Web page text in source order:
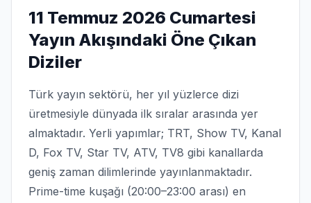
11 Temmuz 2026 Cumartesi
Yayın Akışındaki Öne Çıkan
Diziler
Türk yayın sektörü, her yıl yüzlerce dizi
üretmesiyle dünyada ilk sıralar arasında yer
almaktadır. Yerli yapımlar; TRT, Show TV, Kanal
D, Fox TV, Star TV, ATV, TV8 gibi kanallarda
geniş zaman dilimlerinde yayınlanmaktadır.
Prime-time kuşağı (20:00–23:00 arası) en